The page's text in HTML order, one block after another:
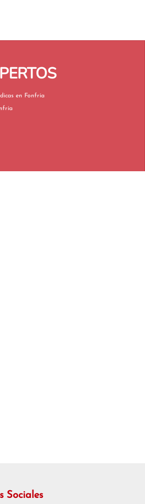
Negligencias Médicas en Fonfría
Fonfría
Sociales